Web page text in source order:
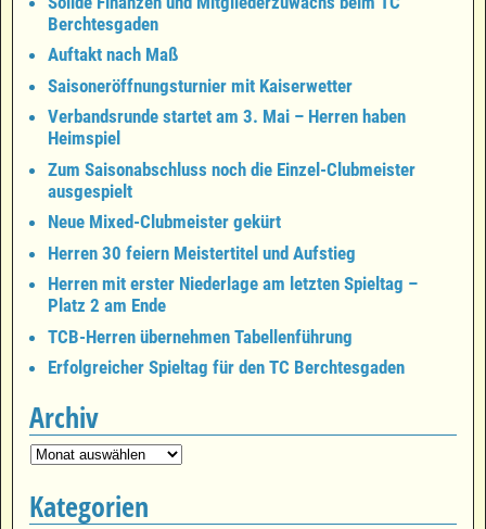
Berchtesgaden
Auftakt nach Maß
Saisoneröffnungsturnier mit Kaiserwetter
Verbandsrunde startet am 3. Mai – Herren haben
Heimspiel
Zum Saisonabschluss noch die Einzel-Clubmeister
ausgespielt
Neue Mixed-Clubmeister gekürt
Herren 30 feiern Meistertitel und Aufstieg
Herren mit erster Niederlage am letzten Spieltag –
Platz 2 am Ende
TCB-Herren übernehmen Tabellenführung
Erfolgreicher Spieltag für den TC Berchtesgaden
Archiv
Kategorien